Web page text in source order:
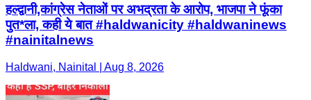
हल्द्वानी,कांग्रेस नेताओं पर अभद्रता के आरोप, भाजपा ने फूंका
पुत*ला, कही ये बात #haldwanicity #haldwaninews
#nainitalnews
Haldwani, Nainital | Aug 8, 2026